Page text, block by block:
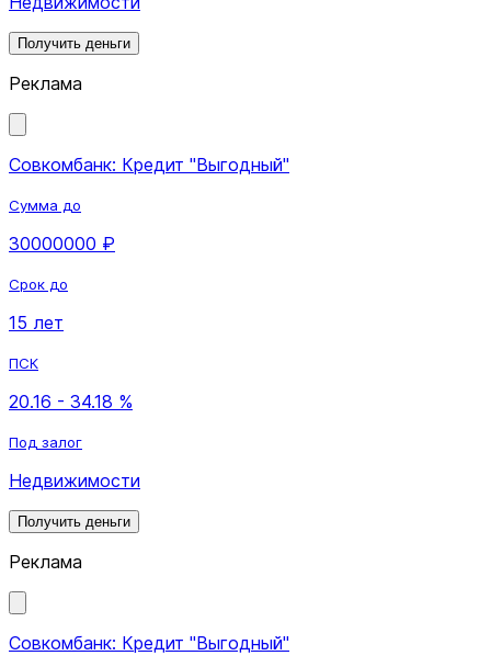
Получить деньги
Реклама
Совкомбанк: Кредит "Выгодный"
Сумма до
30000000 ₽
Срок до
15 лет
ПСК
20.16 - 34.18 %
Под залог
Недвижимости
Получить деньги
Реклама
Совкомбанк: Кредит "Выгодный"